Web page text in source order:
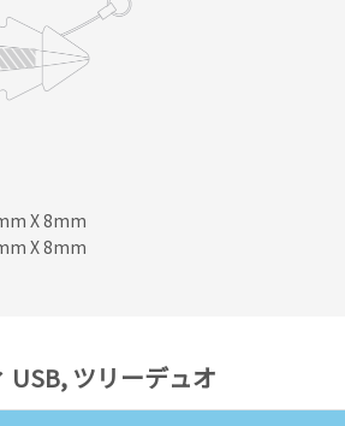
X 8mm
X 8mm
USB, ツリーデュオ